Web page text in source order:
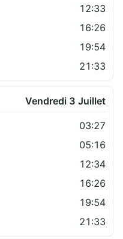
12:33
16:26
19:54
21:33
Vendredi 3 Juillet
03:27
05:16
12:34
16:26
19:54
21:33